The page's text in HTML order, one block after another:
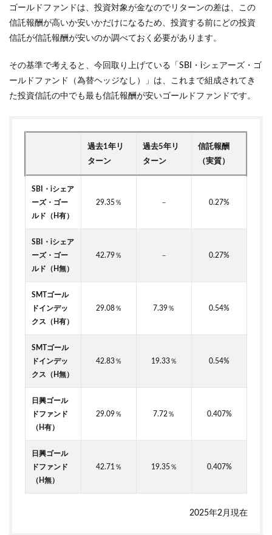
ゴールドファンドは、投資対象が金なのでリターンの差は、この
信託報酬が高いか安いかだけになるため、投資する前にどの投資
信託が信託報酬が安いのか調べておく必要があります。
その基準で考えると、今回取り上げている「SBI・iシェアーズ・ゴ
ールドファンド（為替ヘッジなし）」は、これまで組成されてき
た投資信託の中でも最も信託報酬が安いゴールドファンドです。
過去1年リ
ターン
過去5年リ
ターン
信託報酬
（実質）
SBI・iシェア
ーズ・ゴー
ルド（H有）
29.35％ － 0.27%
SBI・iシェア
ーズ・ゴー
ルド（H無）
42.79％ － 0.27%
SMTゴール
ドインデッ
クス（H有）
29.08％ 7.39％ 0.54%
SMTゴール
ドインデッ
クス（H無）
42.83％ 19.33％ 0.54%
日興ゴール
ドファンド
（H有）
29.09％ 7.72％ 0.407%
日興ゴール
ドファンド
（H無）
42.71％ 19.35％ 0.407%
2025年2月現在